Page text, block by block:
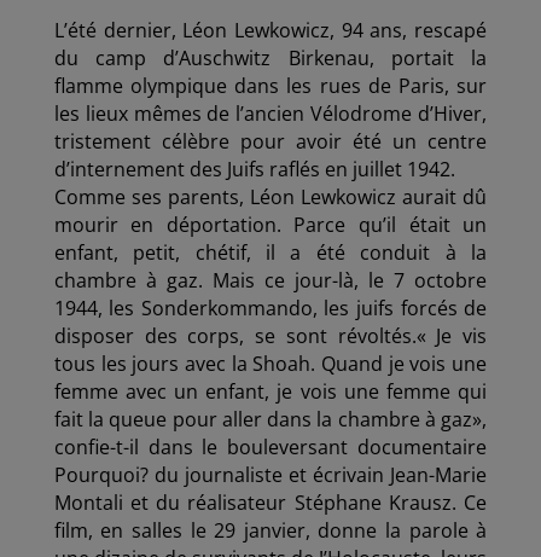
L’été dernier, Léon Lewkowicz, 94 ans, rescapé
du camp d’Auschwitz­ Birkenau, portait la
flamme olympique dans les rues de Paris, sur
les lieux mêmes de l’ancien Vélodrome d’Hiver,
tristement célèbre pour avoir été un centre
d’internement des Juifs raflés en juillet 1942.
Comme ses parents, Léon Lewkowicz aurait dû
mourir en déportation. Parce qu’il était un
enfant, petit, chétif, il a été conduit à la
chambre à gaz. Mais ce jour-là, le 7 octobre
1944, les Sonderkommando, les juifs forcés de
disposer des corps, se sont révoltés.« Je vis
tous les jours avec la Shoah. Quand je vois une
femme avec un enfant, je vois une femme qui
fait la queue pour aller dans la chambre à gaz»,
confie-t-il dans le bouleversant documentaire
Pourquoi? du journaliste et écrivain Jean-Marie
Montali et du réalisateur Stéphane Krausz. Ce
film, en salles le 29 janvier, donne la parole à